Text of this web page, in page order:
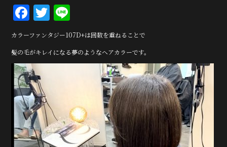
F
a
c
e
b
o
o
k
T
w
it
te
n
e
カラーファンタジー107D+は回数を重ねることで
髪の毛がキレイになる夢のようなヘアカラーです。